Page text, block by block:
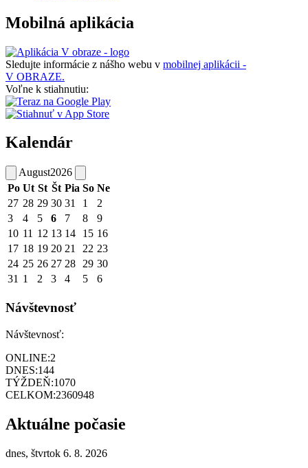
Mobilná aplikácia
Sledujte informácie z nášho webu v mobilnej aplikácii -
V OBRAZE.
Voľne k stiahnutiu:
Kalendár
August2026
Po Ut St Št Pia So Ne
27 28 29 30 31 1
2
3
4 5 6 7 8
9
10 11 12 13 14 15 16
17 18 19 20 21 22 23
24 25 26 27 28 29 30
31 1 2 3 4 5 6
Návštevnosť
Návštevnosť:
ONLINE:2
DNES:144
TÝŽDEŇ:1070
CELKOM:2360948
Aktuálne počasie
dnes, štvrtok 6. 8. 2026